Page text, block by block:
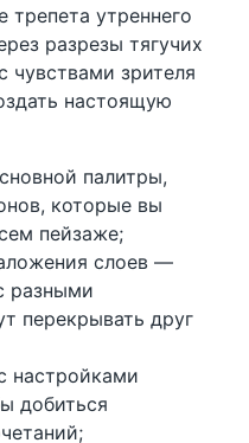
утреннего
разрезы тягучих
чувствами зрителя
настоящую
палитры,
которые вы
пейзаже;
слоев —
разными
перекрывать друг
настройками
добиться